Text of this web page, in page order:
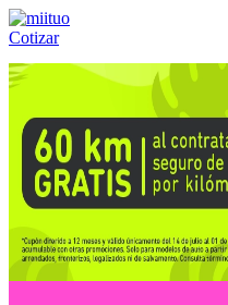
Cotizar
Llámanos al:(55) 84-21-05-00 ó